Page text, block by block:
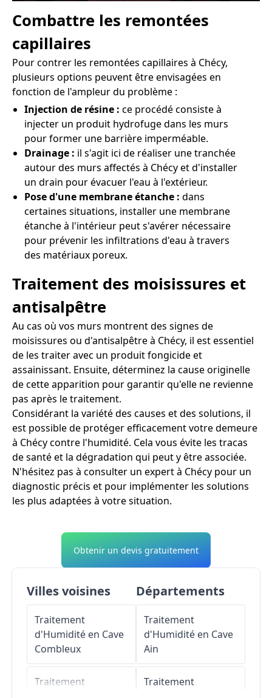
Combattre les remontées
capillaires
Pour contrer les remontées capillaires à Chécy,
plusieurs options peuvent être envisagées en
fonction de l'ampleur du problème :
Injection de résine : ce procédé consiste à
injecter un produit hydrofuge dans les murs
pour former une barrière imperméable.
Drainage : il s'agit ici de réaliser une tranchée
autour des murs affectés à Chécy et d'installer
un drain pour évacuer l'eau à l'extérieur.
Pose d'une membrane étanche : dans
certaines situations, installer une membrane
étanche à l'intérieur peut s'avérer nécessaire
pour prévenir les infiltrations d'eau à travers
des matériaux poreux.
Traitement des moisissures et
antisalpêtre
Au cas où vos murs montrent des signes de
moisissures ou d'antisalpêtre à Chécy, il est essentiel
de les traiter avec un produit fongicide et
assainissant. Ensuite, déterminez la cause originelle
de cette apparition pour garantir qu'elle ne revienne
pas après le traitement.
Considérant la variété des causes et des solutions, il
est possible de protéger efficacement votre demeure
à Chécy contre l'humidité. Cela vous évite les tracas
de santé et la dégradation qui peut y être associée.
N'hésitez pas à consulter un expert à Chécy pour un
diagnostic précis et pour implémenter les solutions
les plus adaptées à votre situation.
Obtenir un devis gratuitement
Villes voisines
Traitement
d'Humidité en Cave
Combleux
Traitement
Départements
Traitement
d'Humidité en Cave
Ain
Traitement